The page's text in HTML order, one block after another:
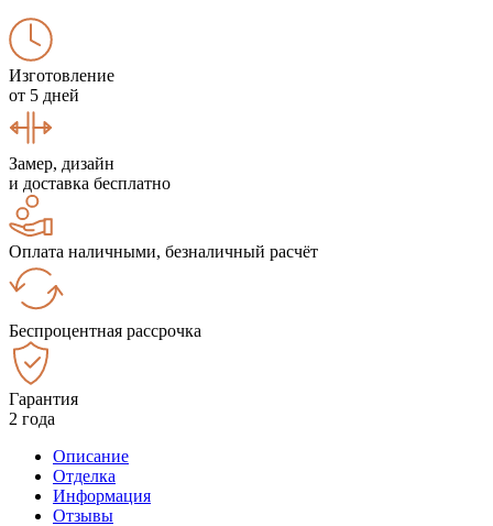
Изготовление
от 5 дней
Замер, дизайн
и доставка бесплатно
Оплата наличными, безналичный расчёт
Беспроцентная рассрочка
Гарантия
2 года
Описание
Отделка
Информация
Отзывы